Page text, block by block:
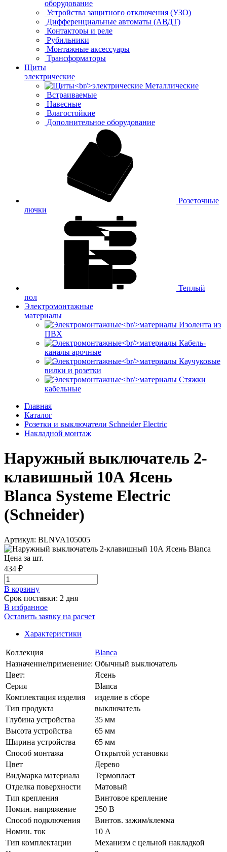
оборудование
Устройства защитного отключения (УЗО)
Дифференциальные автоматы (АВДТ)
Контакторы и реле
Рубильники
Монтажные аксессуары
Трансформаторы
Щиты
электрические
Металлические
Встраиваемые
Навесные
Влагостойкие
Дополнительное оборудование
Розеточные
лючки
Теплый
пол
Электромонтажные
материалы
Изолента из
ПВХ
Кабель-
каналы арочные
Каучуковые
вилки и розетки
Стяжки
кабельные
Главная
Каталог
Розетки и выключатели Schneider Electric
Накладной монтаж
Наружный выключатель 2-
клавишный 10А Ясень
Blanca Systeme Electric
(Schneider)
Артикул: BLNVA105005
Цена за шт.
434 ₽
В корзинy
Срок поставки: 2 дня
В избранное
Оставить заявку на расчет
Характеристики
Коллекция
Blanca
Назначение/применение: Обычный выключатель
Цвет:
Ясень
Серия
Blanca
Комплектация изделия
изделие в сборе
Тип продукта
выключатель
Глубина устройства
35 мм
Высота устройства
65 мм
Ширина устройства
65 мм
Способ монтажа
Открытой установки
Цвет
Дерево
Вид/марка материала
Термопласт
Отделка поверхности
Матовый
Тип крепления
Винтовое крепление
Номин. напряжение
250 В
Способ подключения
Винтов. зажим/клемма
Номин. ток
10 А
Тип комплектации
Механизм с цельной накладкой